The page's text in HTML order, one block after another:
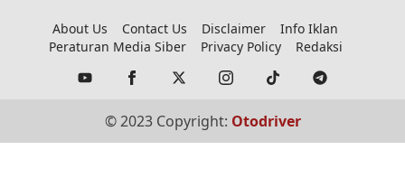
About Us Contact Us Disclaimer
Info Iklan
Peraturan Media Siber
Privacy Policy Redaksi
© 2023 Copyright: Otodriver